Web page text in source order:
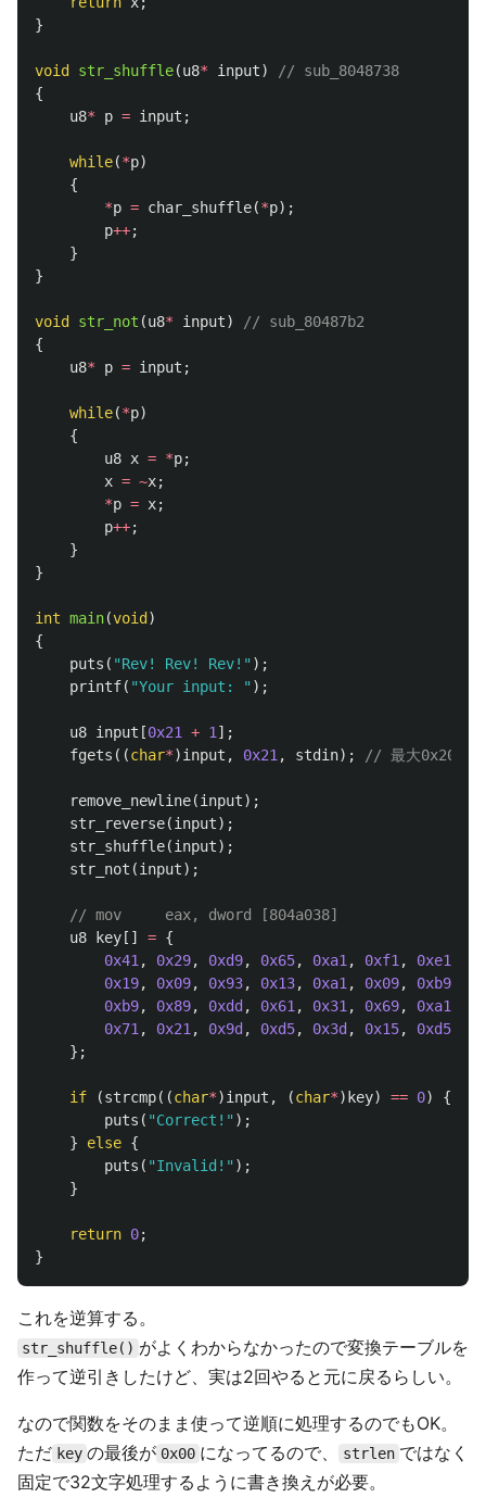
}
void str_shuffle(u8* input)
// sub_8048738
{
u8* p = input ;
while(*p)
{
*p = char_shuffle(*p);
p++;
}
}
void str_not (u8* input)
// sub_80487b2
{
u8* p = input ;
while(*p)
{
u8 x = *p;
x = ~x;
*p = x;
p++;
}
}
int main(void )
{
puts ( "Rev! Rev! Rev!" );
printf( "Your input: " );
u8 input [0x21 + 1 ];
fgets ((char*)input , 0x21 , stdin); // 最大0x20文
remove_newline(input);
str_reverse(input);
str_shuffle(input);
str_not (input);
// mov     eax, dword [804a038]
u8
key [] = {
0x41 , 0x29, 0xd9, 0x65, 0xa1 , 0xf1 , 0xe1
0x19, 0x09, 0x93, 0x13, 0xa1 , 0x09, 0xb9
0xb9, 0x89, 0xdd , 0x61 , 0x31 , 0x69, 0xa1
0x71 , 0x21 , 0x9d , 0xd5, 0x3d , 0x15, 0xd5
};
if (strcmp((char*)input , (char*) key) == 0)
{
puts ( "Correct!" );
}
else {
puts ( "Invalid!" );
}
return 0;
}
これを逆算する。
str_shuffle() がよくわからなかったので変換テーブルを
作って逆引きしたけど、実は2回やると元に戻るらしい。
なので関数をそのまま使って逆順に処理するのでもOK。
ただ key の最後が 0x00 になってるので、 strlen ではなく
固定で32文字処理するように書き換えが必要。